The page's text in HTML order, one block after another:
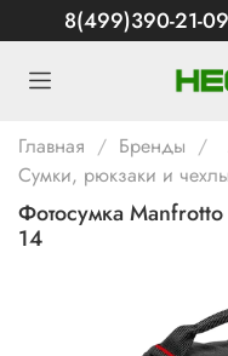
8(499)390-21-09
Главная Бренды
Сумки, рюкзаки и
Фотосумка
14